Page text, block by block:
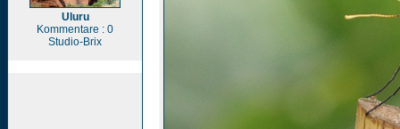
Uluru
Kommentare : 0
Studio-Brix